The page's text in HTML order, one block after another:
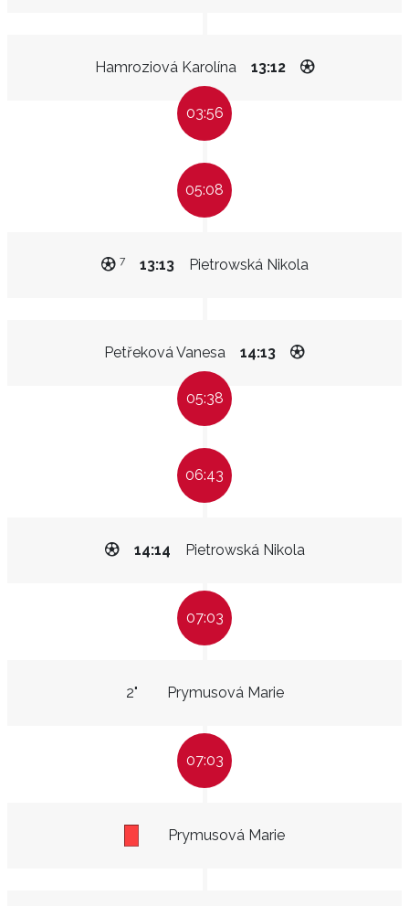
Hamroziová Karolína 13:12
03:56
05:08
Pietrowská Nikola
13:13
7
Petřeková Vanesa 14:13
05:38
06:43
Pietrowská Nikola
14:14
07:03
Prymusová Marie
2"
07:03
Prymusová Marie